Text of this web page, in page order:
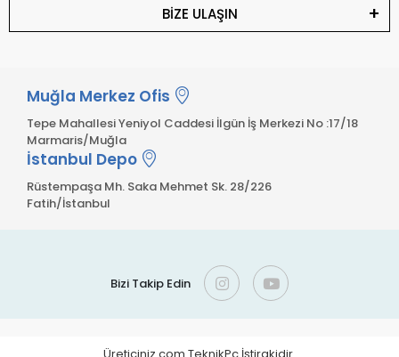
BİZE ULAŞIN
Muğla Merkez Ofis
Tepe Mahallesi Yeniyol Caddesi İlgün İş Merkezi No :17/18
Marmaris/Muğla
İstanbul Depo
Rüstempaşa Mh. Saka Mehmet Sk. 28/226
Fatih/İstanbul
Bizi Takip Edin